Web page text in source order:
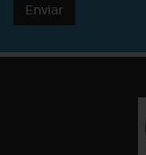
Enviar